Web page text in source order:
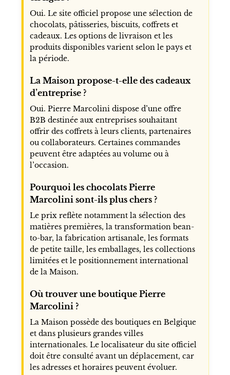
Oui. Le site officiel propose une sélection de
chocolats, pâtisseries, biscuits, coffrets et
cadeaux. Les options de livraison et les
produits disponibles varient selon le pays et
la période.
La Maison propose-t-elle des cadeaux
d’entreprise ?
Oui. Pierre Marcolini dispose d’une offre
B2B destinée aux entreprises souhaitant
offrir des coffrets à leurs clients, partenaires
ou collaborateurs. Certaines commandes
peuvent être adaptées au volume ou à
l’occasion.
Pourquoi les chocolats Pierre
Marcolini sont-ils plus chers ?
Le prix reflète notamment la sélection des
matières premières, la transformation bean-
to-bar, la fabrication artisanale, les formats
de petite taille, les emballages, les collections
limitées et le positionnement international
de la Maison.
Où trouver une boutique Pierre
Marcolini ?
La Maison possède des boutiques en Belgique
et dans plusieurs grandes villes
internationales. Le localisateur du site officiel
doit être consulté avant un déplacement, car
les adresses et horaires peuvent évoluer.